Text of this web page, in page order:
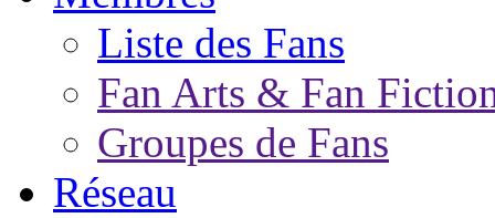
Liste des Fans
Fan Arts & Fan
Groupes de Fans
Réseau